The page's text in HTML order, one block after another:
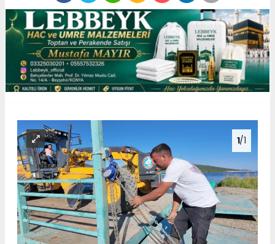
1/1